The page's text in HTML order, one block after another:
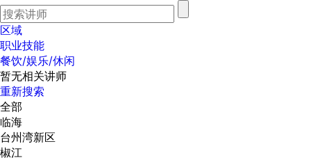
区域
职业技能
餐饮/娱乐/休闲
暂无相关讲师
重新搜索
全部
临海
台州湾新区
椒江